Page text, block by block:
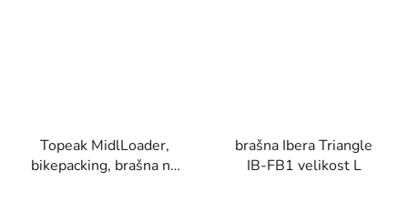
Topeak MidlLoader,
bikepacking, brašna na
brašna Ibera Triangle
IB-FB1 velikost L